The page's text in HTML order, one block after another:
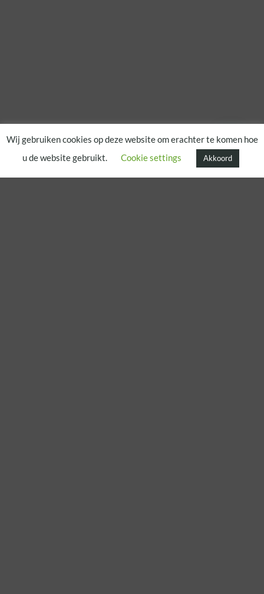
Wij gebruiken cookies op deze website om erachter te komen hoe
u de website gebruikt.
Cookie settings Akkoord